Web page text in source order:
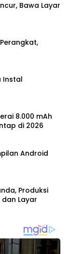
Bawa Layar
Instal
8.000 mAh
di 2026
Android
Produksi
Layar